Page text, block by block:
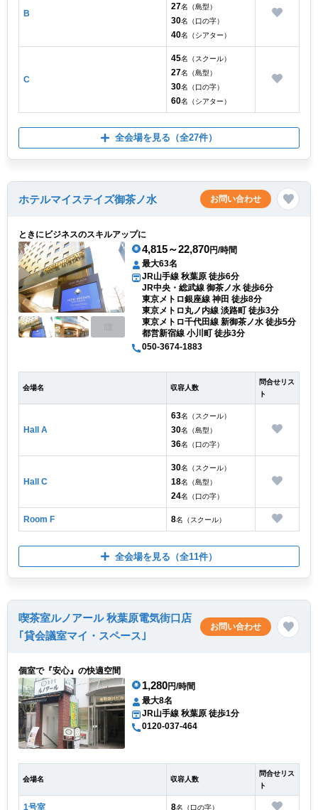
B
27名（島型）
30名（口の字）
40名（シアター）
C
45名（スクール）
27名（島型）
30名（口の字）
60名（シアター）
全会場を見る （全27件）
ホテルマイステイズ御茶ノ水 お問い合わせ
ときにビジネスのスキルアップに
4,815～22,870円/時間
最大63名
JR山手線 秋葉原 徒歩6分
JR中央・総武線 御茶ノ水 徒歩6分
東京メトロ銀座線 神田 徒歩8分
東京メトロ丸ノ内線 淡路町 徒歩3分
東京メトロ千代田線 新御茶ノ水 徒歩5分
都営新宿線 小川町 徒歩3分
050-3674-1883
会場名 収容人数
問合せリス
ト
Hall A
63名（スクール）
30名（島型）
36名（口の字）
Hall C
30名（スクール）
18名（島型）
24名（口の字）
Room F 8名（スクール）
全会場を見る （全11件）
喫茶室ルノアール 秋葉原電気街口店
｢貸会議室マイ・スペース｣
お問い合わせ
個室で『安心』の快適空間
1,280円/時間
最大8名
JR山手線 秋葉原 徒歩1分
0120-037-464
会場名 収容人数
問合せリス
ト
1号室 8名（口の字）